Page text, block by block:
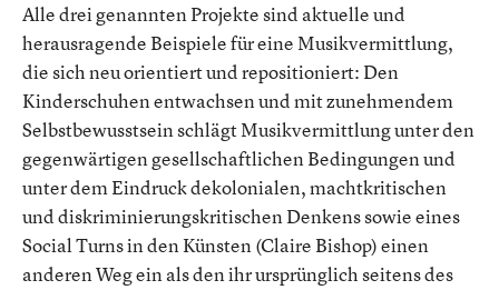
Alle drei genannten Projekte sind aktuelle und
herausragende Beispiele für eine Musikvermittlung,
die sich neu orientiert und repositioniert: Den
Kinderschuhen entwachsen und mit zunehmendem
Selbstbewusstsein schlägt Musikvermittlung unter den
gegenwärtigen gesellschaftlichen Bedingungen und
unter dem Eindruck dekolonialen, machtkritischen
und diskriminierungskritischen Denkens sowie eines
Social Turns in den Künsten (Claire Bishop) einen
anderen Weg ein als den ihr ursprünglich seitens des